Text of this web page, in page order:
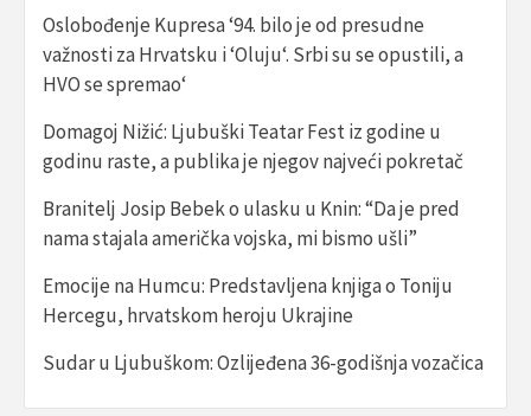
Oslobođenje Kupresa ‘94. bilo je od presudne
važnosti za Hrvatsku i ‘Oluju‘. Srbi su se opustili, a
HVO se spremao‘
Domagoj Nižić: Ljubuški Teatar Fest iz godine u
godinu raste, a publika je njegov najveći pokretač
Branitelj Josip Bebek o ulasku u Knin: “Da je pred
nama stajala američka vojska, mi bismo ušli”
Emocije na Humcu: Predstavljena knjiga o Toniju
Hercegu, hrvatskom heroju Ukrajine
Sudar u Ljubuškom: Ozlijeđena 36-godišnja vozačica